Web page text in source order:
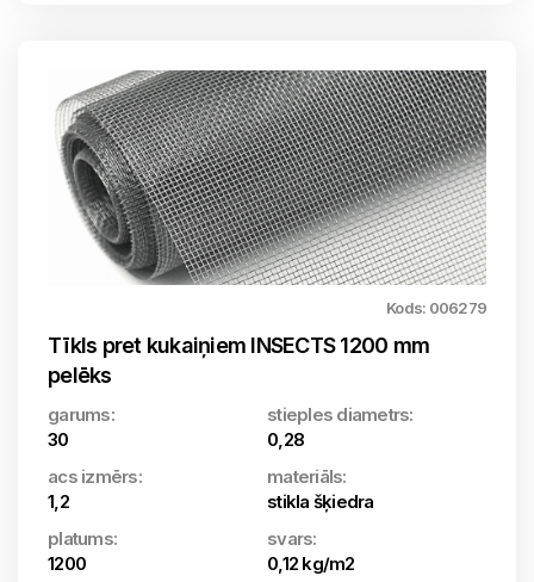
Kods: 006279
Tīkls pret kukaiņiem INSECTS 1200 mm
pelēks
garums:
30
stieples diametrs:
0,28
acs izmērs:
1,2
materiāls:
stikla šķiedra
platums:
1200
svars:
0,12 kg/m2